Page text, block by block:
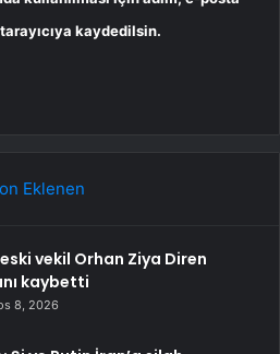
kaydedilsin.
Eklenen
eski vekil Orhan Ziya Diren
kaybetti
8, 2026